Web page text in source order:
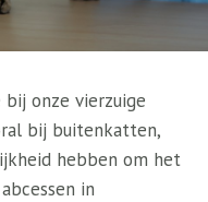
onze vierzuige
bij buitenkatten,
hebben om het
in